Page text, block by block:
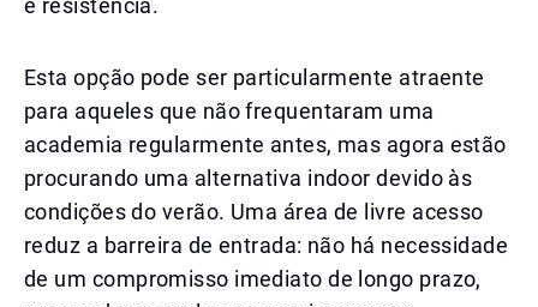
e resistência.
Esta opção pode ser particularmente atraente
para aqueles que não frequentaram uma
academia regularmente antes, mas agora estão
procurando uma alternativa indoor devido às
condições do verão. Uma área de livre acesso
reduz a barreira de entrada: não há necessidade
de um compromisso imediato de longo prazo,